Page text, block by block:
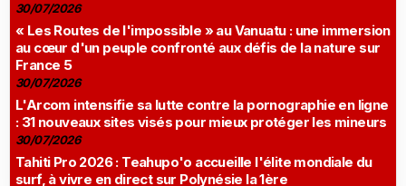
30/07/2026
« Les Routes de l'impossible » au Vanuatu : une immersion
au cœur d'un peuple confronté aux défis de la nature sur
France 5
30/07/2026
L'Arcom intensifie sa lutte contre la pornographie en ligne
: 31 nouveaux sites visés pour mieux protéger les mineurs
30/07/2026
Tahiti Pro 2026 : Teahupo'o accueille l'élite mondiale du
surf, à vivre en direct sur Polynésie la 1ère